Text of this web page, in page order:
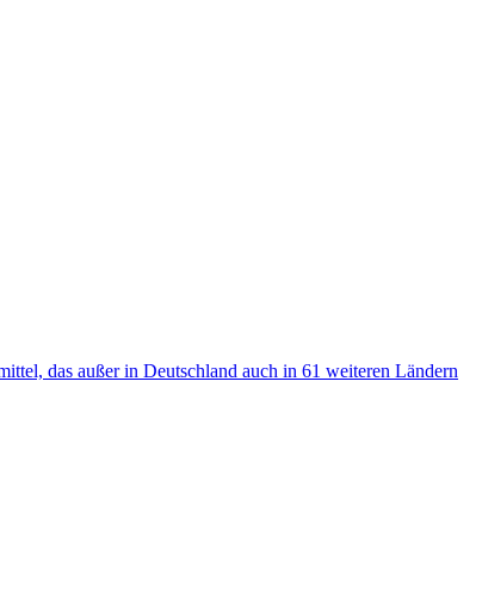
das außer in Deutschland auch in 61 weiteren Ländern